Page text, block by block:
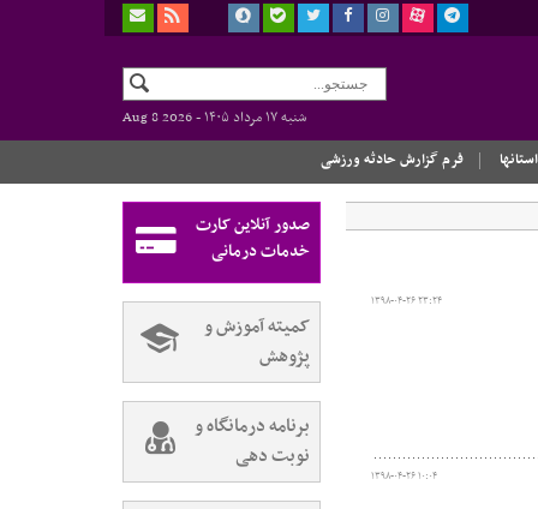
شنبه ۱۷ مرداد ۱۴۰۵ -
Aug 8 2026
استانها فرم گزارش حادثه ورزشی
۱۳۹۸-۰۴-۲۶ ۲۳:۲۴
۱۳۹۸-۰۴-۲۶ ۱۰:۰۴
صدور آنلاین کارت
خدمات درمانی
کمیته آموزش و
پژوهش
برنامه درمانگاه و
نوبت دهی